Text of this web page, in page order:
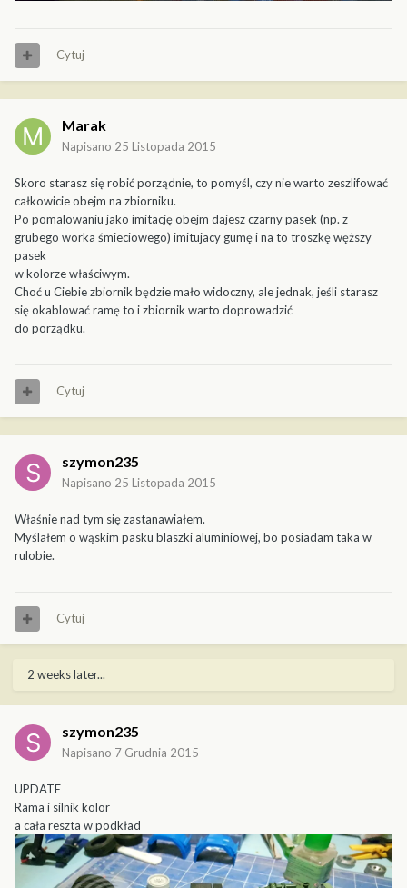
Cytuj
Marak
Napisano 25 Listopada 2015
Skoro starasz się robić porządnie, to pomyśl, czy nie warto zeszlifować
całkowicie obejm na zbiorniku.
Po pomalowaniu jako imitację obejm dajesz czarny pasek (np. z
grubego worka śmieciowego) imitujacy gumę i na to troszkę węższy
pasek
w kolorze właściwym.
Choć u Ciebie zbiornik będzie mało widoczny, ale jednak, jeśli starasz
się okablować ramę to i zbiornik warto doprowadzić
do porządku.
Cytuj
szymon235
Napisano 25 Listopada 2015
Właśnie nad tym się zastanawiałem.
Myślałem o wąskim pasku blaszki aluminiowej, bo posiadam taka w
rulobie.
Cytuj
2 weeks later...
szymon235
Napisano 7 Grudnia 2015
UPDATE
Rama i silnik kolor
a cała reszta w podkład